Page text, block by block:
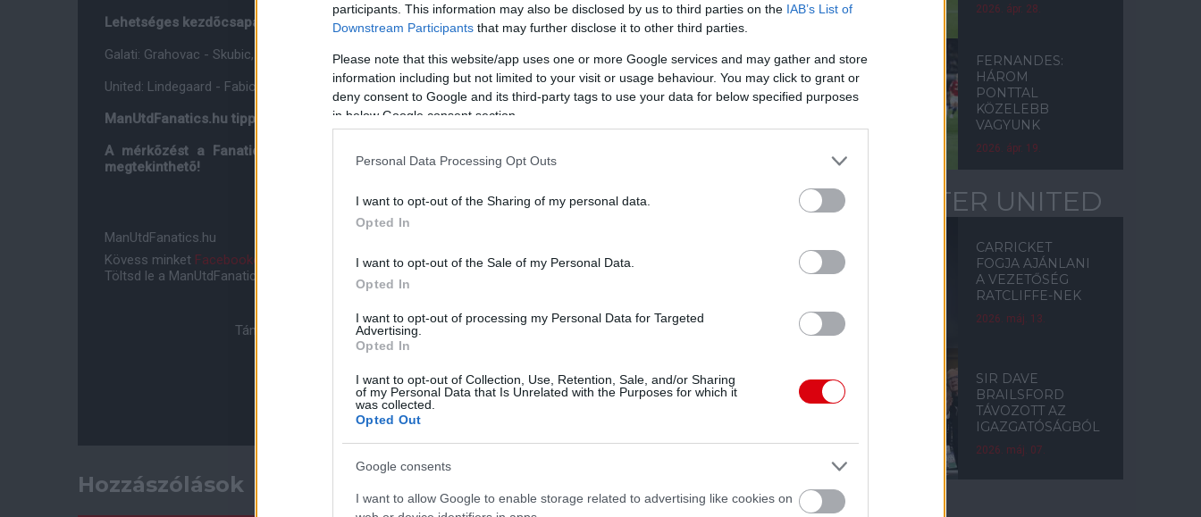
participants. This information may also be disclosed by us to third parties on the IAB’s List of
Downstream Participants that may further disclose it to other third parties.
Please note that this website/app uses one or more Google services and may gather and store
information including but not limited to your visit or usage behaviour. You may click to grant or
deny consent to Google and its third-party tags to use your data for below specified purposes
in below Google consent section.
Personal Data Processing Opt Outs
I want to opt-out of the Sharing of my personal data.
Opted In
I want to opt-out of the Sale of my Personal Data.
Opted In
I want to opt-out of processing my Personal Data for Targeted
Advertising.
Opted In
I want to opt-out of Collection, Use, Retention, Sale, and/or Sharing
of my Personal Data that Is Unrelated with the Purposes for which it
was collected.
Opted Out
Google consents
I want to allow Google to enable storage related to advertising like cookies on
Lehetséges kezdõcsapatok:
Galati: Grahovac - Skubic, Perendija, Costin, Salageanu - Antal, Filip, Ibeh, Giurgiu, Bus - Pena
United: Lindegaard - Fabio, Smalling, Vidic, Evra - Valencia, Carrick, Anderson, Young - Berbatov, Rooney
ManUtdFanatics.hu tipp: 0-3
A mérkõzést a FanaticsTV-n nyomon követhetitek, vagy 23:40-tõl a Digisporton felvételrõl
megtekinthetõ!
ManUtdFanatics.hu
Kövess minket Facebookon ésYouTube-on is!
Töltsd le a ManUtdFanatics.hu mobil applikációt
Androidra
Támogasd adományoddal a ManUtdFanatics.hu működését!
Hozzászólások
2026. ápr. 28.
FERNANDES:
HÁROM
PONTTAL
KÖZELEBB
VAGYUNK
2026. ápr. 19.
MANCHESTER UNITED
CARRICKET
FOGJA AJÁNLANI
A VEZETŐSÉG
RATCLIFFE-NEK
2026. máj. 13.
SIR DAVE
BRAILSFORD
TÁVOZOTT AZ
IGAZGATÓSÁGBÓL
2026. máj. 07.